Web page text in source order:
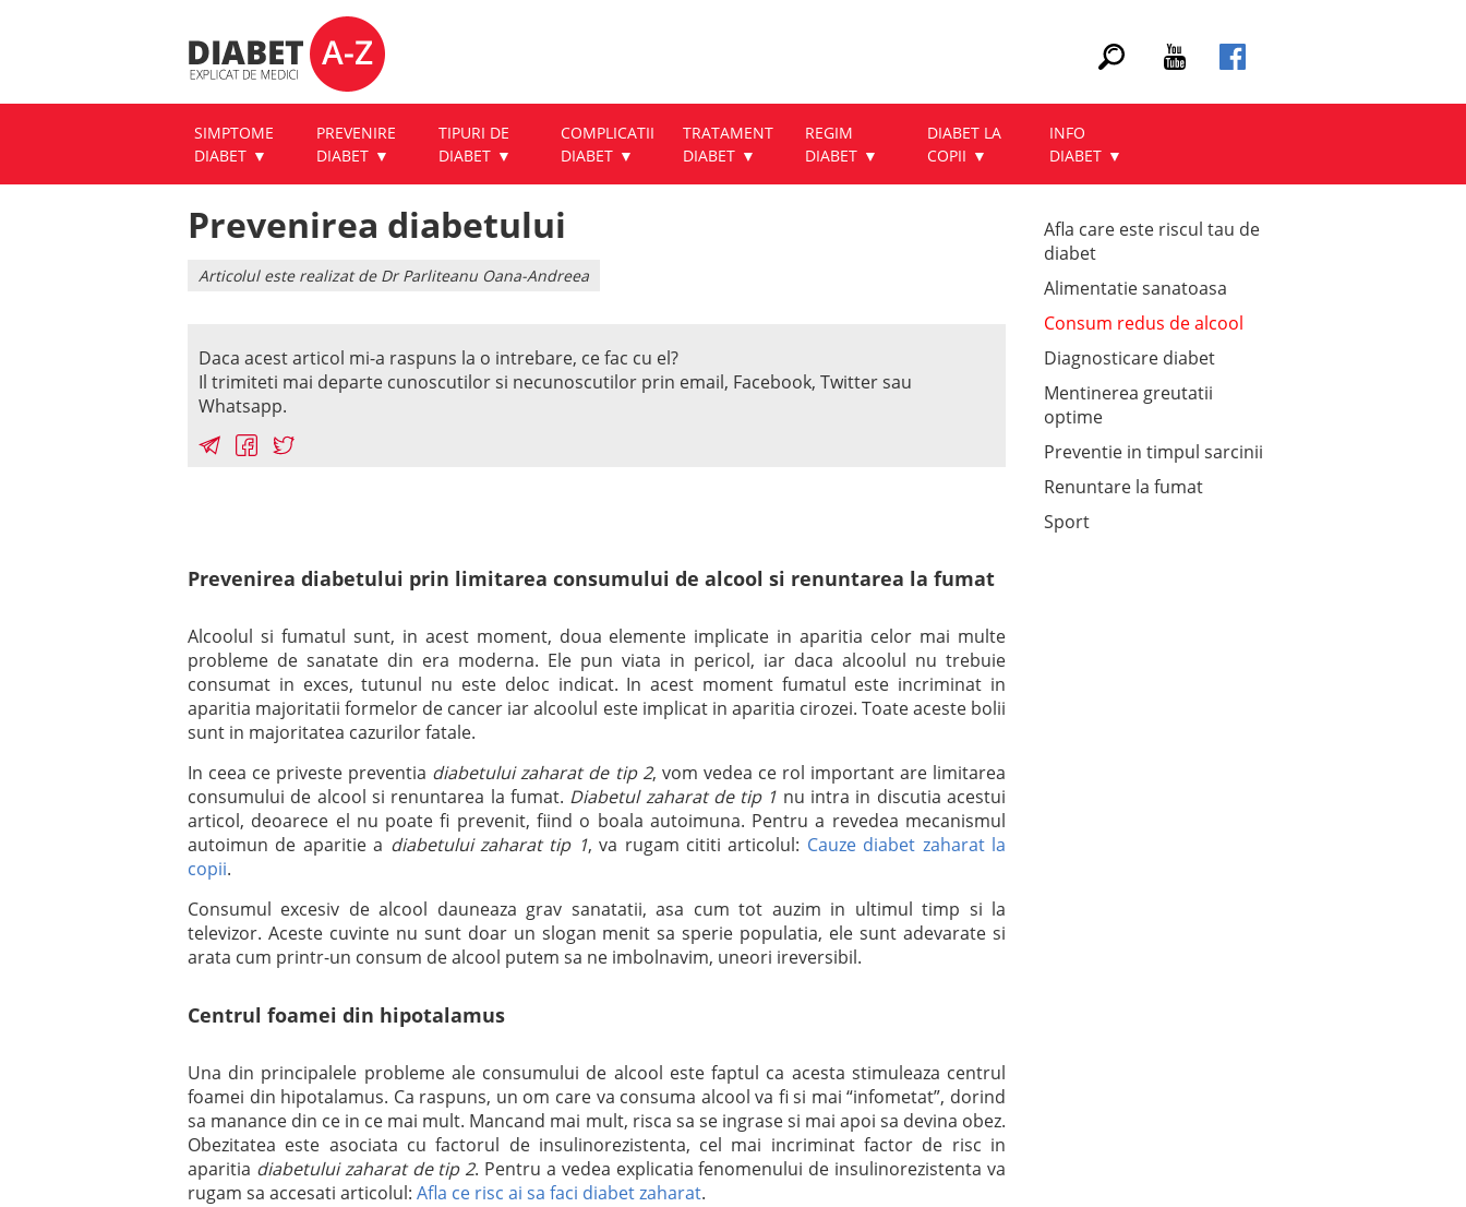
SIMPTOME
DIABET
PREVENIRE
DIABET
TIPURI DE
DIABET
COMPLICATII
DIABET
TRATAMENT
DIABET
REGIM
DIABET
DIABET LA
COPII
INFO
DIABET
Prevenirea diabetului
Articolul este realizat de Dr Parliteanu Oana-Andreea
Daca acest articol mi-a raspuns la o intrebare, ce fac cu el?
Il trimiteti mai departe cunoscutilor si necunoscutilor prin email, Facebook, Twitter sau
Whatsapp.
Prevenirea diabetului prin limitarea consumului de alcool si renuntarea la fumat
Alcoolul si fumatul sunt, in acest moment, doua elemente implicate in aparitia celor mai multe
probleme de sanatate din era moderna. Ele pun viata in pericol, iar daca alcoolul nu trebuie
consumat in exces, tutunul nu este deloc indicat. In acest moment fumatul este incriminat in
aparitia majoritatii formelor de cancer iar alcoolul este implicat in aparitia cirozei. Toate aceste bolii
sunt in majoritatea cazurilor fatale.
In ceea ce priveste preventia diabetului zaharat de tip 2, vom vedea ce rol important are limitarea
consumului de alcool si renuntarea la fumat. Diabetul zaharat de tip 1 nu intra in discutia acestui
articol, deoarece el nu poate fi prevenit, fiind o boala autoimuna. Pentru a revedea mecanismul
autoimun de aparitie a diabetului zaharat tip 1, va rugam cititi articolul: Cauze diabet zaharat la
copii.
Consumul excesiv de alcool dauneaza grav sanatatii, asa cum tot auzim in ultimul timp si la
televizor. Aceste cuvinte nu sunt doar un slogan menit sa sperie populatia, ele sunt adevarate si
arata cum printr-un consum de alcool putem sa ne imbolnavim, uneori ireversibil.
Centrul foamei din hipotalamus
Una din principalele probleme ale consumului de alcool este faptul ca acesta stimuleaza centrul
foamei din hipotalamus. Ca raspuns, un om care va consuma alcool va fi si mai “infometat”, dorind
sa manance din ce in ce mai mult. Mancand mai mult, risca sa se ingrase si mai apoi sa devina obez.
Obezitatea este asociata cu factorul de insulinorezistenta, cel mai incriminat factor de risc in
aparitia diabetului zaharat de tip 2. Pentru a vedea explicatia fenomenului de insulinorezistenta va
rugam sa accesati articolul: Afla ce risc ai sa faci diabet zaharat.
Afla care este riscul tau de
diabet
Alimentatie sanatoasa
Consum redus de alcool
Diagnosticare diabet
Mentinerea greutatii
optime
Preventie in timpul sarcinii
Renuntare la fumat
Sport